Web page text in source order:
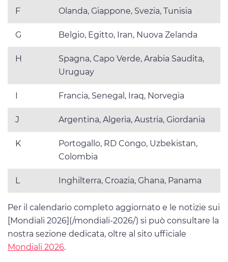
F Olanda, Giappone, Svezia, Tunisia
G Belgio, Egitto, Iran, Nuova Zelanda
H
Spagna, Capo Verde, Arabia Saudita,
Uruguay
I Francia, Senegal, Iraq, Norvegia
J Argentina, Algeria, Austria, Giordania
K
Portogallo, RD Congo, Uzbekistan,
Colombia
L Inghilterra, Croazia, Ghana, Panama
Per il calendario completo aggiornato e le notizie sui
[Mondiali 2026](/mondiali-2026/) si può consultare la
nostra sezione dedicata, oltre al sito ufficiale
Mondiali 2026.